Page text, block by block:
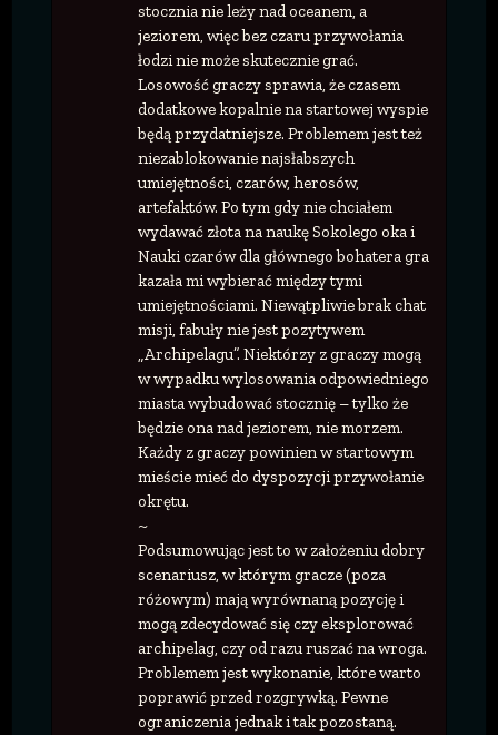
stocznia nie leży nad oceanem, a
jeziorem, więc bez czaru przywołania
łodzi nie może skutecznie grać.
Losowość graczy sprawia, że czasem
dodatkowe kopalnie na startowej wyspie
będą przydatniejsze. Problemem jest też
niezablokowanie najsłabszych
umiejętności, czarów, herosów,
artefaktów. Po tym gdy nie chciałem
wydawać złota na naukę Sokolego oka i
Nauki czarów dla głównego bohatera gra
kazała mi wybierać między tymi
umiejętnościami. Niewątpliwie brak chat
misji, fabuły nie jest pozytywem
„Archipelagu”. Niektórzy z graczy mogą
w wypadku wylosowania odpowiedniego
miasta wybudować stocznię – tylko że
będzie ona nad jeziorem, nie morzem.
Każdy z graczy powinien w startowym
mieście mieć do dyspozycji przywołanie
okrętu.
~
Podsumowując jest to w założeniu dobry
scenariusz, w którym gracze (poza
różowym) mają wyrównaną pozycję i
mogą zdecydować się czy eksplorować
archipelag, czy od razu ruszać na wroga.
Problemem jest wykonanie, które warto
poprawić przed rozgrywką. Pewne
ograniczenia jednak i tak pozostaną.